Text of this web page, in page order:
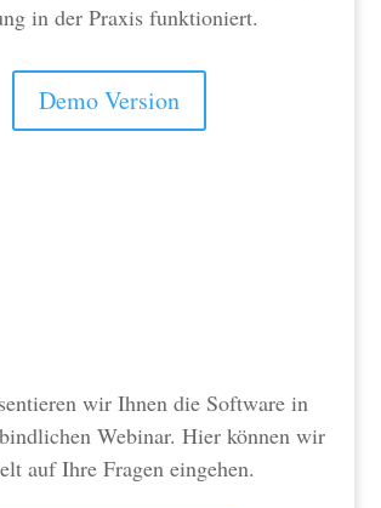
in der Praxis funktioniert.
Demo Version
wir Ihnen die Software in
Webinar. Hier können wir
auf Ihre Fragen eingehen.